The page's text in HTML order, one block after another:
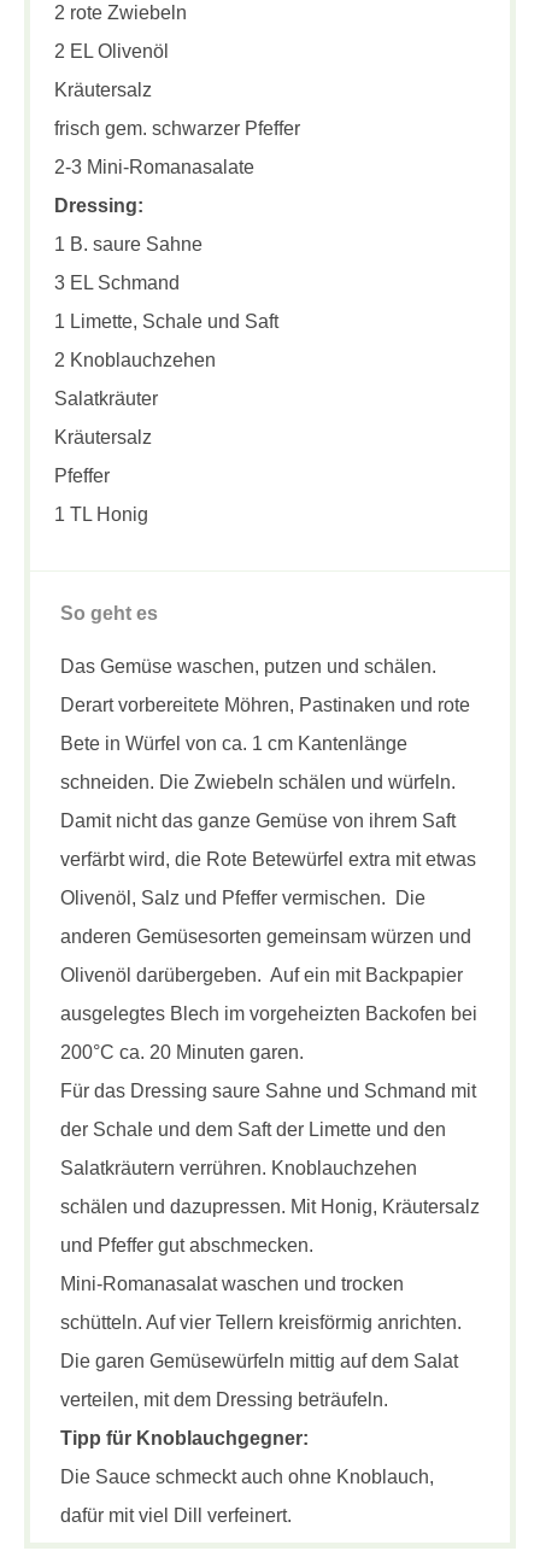
2 rote Zwiebeln
2 EL Olivenöl
Kräutersalz
frisch gem. schwarzer Pfeffer
2-3 Mini-Romanasalate
Dressing:
1 B. saure Sahne
3 EL Schmand
1 Limette, Schale und Saft
2 Knoblauchzehen
Salatkräuter
Kräutersalz
Pfeffer
1 TL Honig
So geht es
Das Gemüse waschen, putzen und schälen.
Derart vorbereitete Möhren, Pastinaken und rote
Bete in Würfel von ca. 1 cm Kantenlänge
schneiden. Die Zwiebeln schälen und würfeln.
Damit nicht das ganze Gemüse von ihrem Saft
verfärbt wird, die Rote Betewürfel extra mit etwas
Olivenöl, Salz und Pfeffer vermischen. Die
anderen Gemüsesorten gemeinsam würzen und
Olivenöl darübergeben. Auf ein mit Backpapier
ausgelegtes Blech im vorgeheizten Backofen bei
200°C ca. 20 Minuten garen.
Für das Dressing saure Sahne und Schmand mit
der Schale und dem Saft der Limette und den
Salatkräutern verrühren. Knoblauchzehen
schälen und dazupressen. Mit Honig, Kräutersalz
und Pfeffer gut abschmecken.
Mini-Romanasalat waschen und trocken
schütteln. Auf vier Tellern kreisförmig anrichten.
Die garen Gemüsewürfeln mittig auf dem Salat
verteilen, mit dem Dressing beträufeln.
Tipp für Knoblauchgegner:
Die Sauce schmeckt auch ohne Knoblauch,
dafür mit viel Dill verfeinert.